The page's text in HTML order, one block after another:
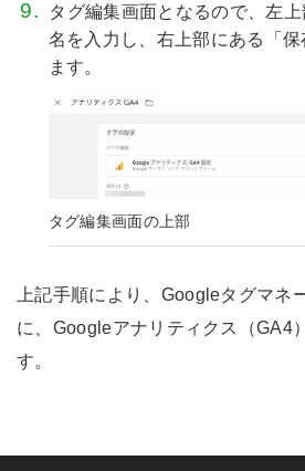
タグ編集画面となるので、左
名を入力し、右上部にある「
ます。
タグ編集画面の上部
上記手順により、Googleタグマネ
に、Googleアナリティクス（GA4
す。